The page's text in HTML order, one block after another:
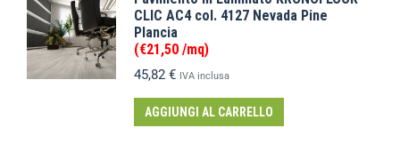
CLIC AC4 col. 4127 Nevada Pine
Plancia
(€21,50 /mq)
45,82 € IVA inclusa
AGGIUNGI AL CARRELLO